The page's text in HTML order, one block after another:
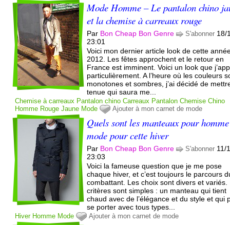
Mode Homme – Le pantalon chino
et la chemise à carreaux rouge
Par Bon Cheap Bon Genre S'abonner 18/
23:01
Voici mon dernier article look de cette
2012. Les fêtes approchent et le retour en
France est imminent. Voici un look que
particulièrement. A l’heure où les couleurs
monotones et sombres, j’ai décidé de
tenue qui saura me...
Chemise à carreaux Pantalon chino Carreaux Pantalon Chemise Chino
Homme Rouge Jaune Mode Ajouter à mon carnet de mode
Quels sont les manteaux pour
mode pour cette hiver
Par Bon Cheap Bon Genre S'abonner 11/
23:03
Voici la fameuse question que je me pose
chaque hiver, et c’est toujours le parcours
combattant. Les choix sont divers et variés.
critères sont simples : un manteau qui tient
chaud avec de l’élégance et du style et qui
se porter avec tous types...
Hiver Homme Mode Ajouter à mon carnet de mode